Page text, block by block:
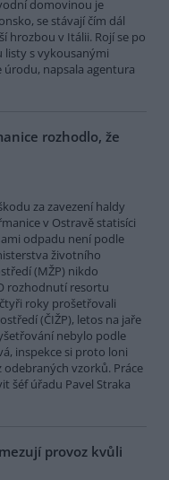
domovinou je
se stávají čím dál
hrozbou v Itálii. Rojí se po
listy s vykousanými
úrodu, napsala agentura
rozhodlo, že
za zavezení haldy
v Ostravě statisíci
odpadu není podle
životního
(MŽP) nikdo
rozhodnutí resortu
roky prošetřovali
(ČIŽP), letos na jaře
nebylo podle
inspekce si proto loni
vzorků. Práce
šéf úřadu Pavel Straka
provoz kvůli